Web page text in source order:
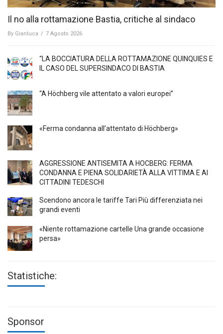
Il no alla rottamazione Bastia, critiche al sindaco
By Gianluca / 7 Agosto 2026
“LA BOCCIATURA DELLA ROTTAMAZIONE QUINQUIES E
IL CASO DEL SUPERSINDACO DI BASTIA
“A Höchberg vile attentato a valori europei”
«Ferma condanna all’attentato di Höchberg»
AGGRESSIONE ANTISEMITA A HÖCBERG: FERMA
CONDANNA E PIENA SOLIDARIETÀ ALLA VITTIMA E AI
CITTADINI TEDESCHI
Scendono ancora le tariffe Tari Più differenziata nei
grandi eventi
«Niente rottamazione cartelle Una grande occasione
persa»
Statistiche:
Sponsor